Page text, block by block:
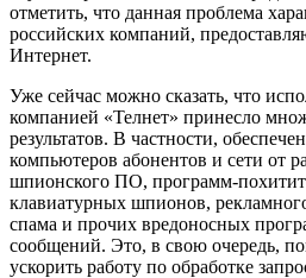
отметить, что данная проблема
российских компаний,
Интернет.
Уже сейчас можно сказать, что
компанией «Телнет» принесло
результатов. В частности,
компьютеров абонентов и сети от
шпионского ПО, программ-
клавиатурных шпионов,
спама и прочих вредоносных
сообщений. Это, в свою очередь,
ускорить работу по обработке